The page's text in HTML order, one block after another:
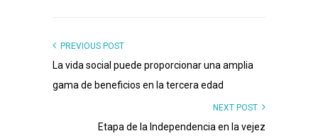
PREVIOUS POST
La vida social puede proporcionar una amplia
gama de beneficios en la tercera edad
NEXT POST
Etapa de la Independencia en la vejez